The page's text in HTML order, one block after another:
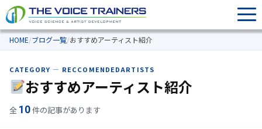
HOME/ブログ一覧/おすすめアーティスト紹介
CATEGORY — RECCOMENDEDARTISTS
おすすめアーティスト紹介
全 10件の記事があります